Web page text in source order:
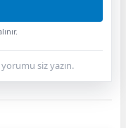
siz yazın.